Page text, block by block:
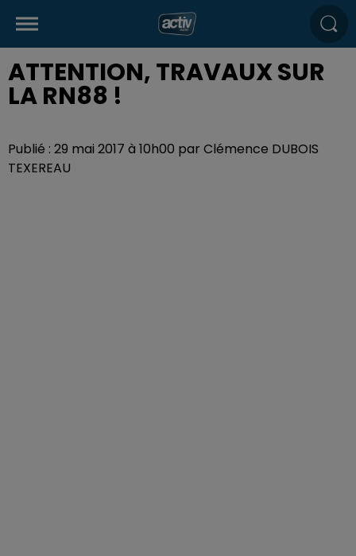
ATTENTION, TRAVAUX SUR
LA RN88 !
Publié : 29 mai 2017 à 10h00 par Clémence DUBOIS
TEXEREAU